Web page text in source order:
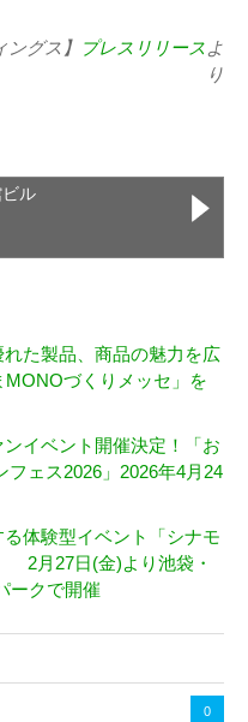
ングス】 プレスリリースよ
り
ル
れた製品、商品の魅力を広
MONOづくりメッセ」を
ンイベント開催決定！「お
ェス2026」2026年4月24
体験型イベント「シナモ
2月27日(金)より池袋・
ークで開催
0